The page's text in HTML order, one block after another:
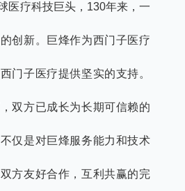
医疗科技巨头，130年来，一
创新。巨烽作为西门子医疗
门子医疗提供坚实的支持。
双方已成长为长期可信赖的
仅是对巨烽服务能力和技术
方友好合作，互利共赢的完